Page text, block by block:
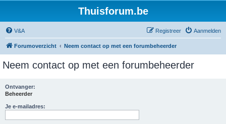
Thuisforum.be
V&A Aanmelden
Registreer
Forumoverzicht Neem contact op met een forumbeheerder
Neem contact op met een forumbeheerder
Ontvanger:
Beheerder
Je e-mailadres: